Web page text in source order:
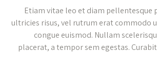
Etiam vitae leo et diam pellentesque
ultricies risus, vel rutrum erat commodo
congue euismod. Nullam
placerat, a tempor sem egestas.